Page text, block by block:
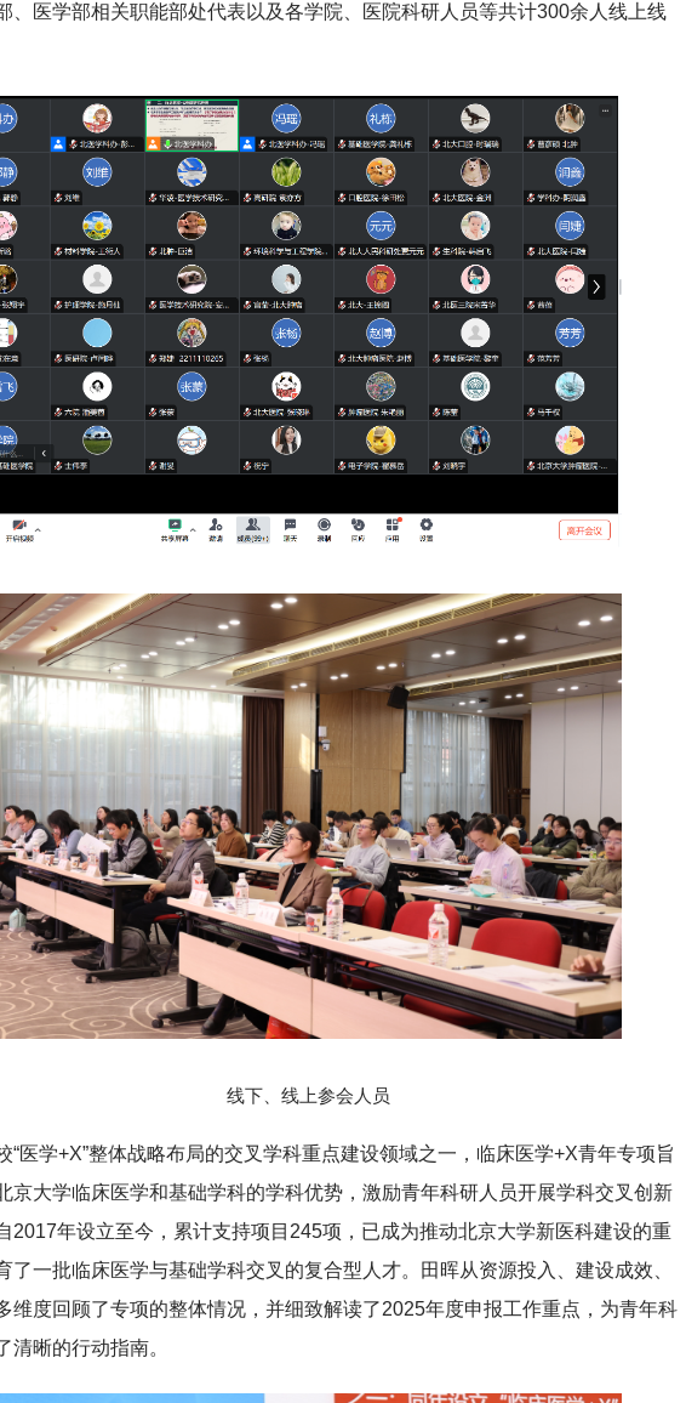
、医学部相关职能部处代表以及各学院、医院科研人员等共计300余人线上线
线下、线上参会人员
“医学+X”整体战略布局的交叉学科重点建设领域之一，临床医学+X青年专项旨
京大学临床医学和基础学科的学科优势，激励青年科研人员开展学科交叉创新
2017年设立至今，累计支持项目245项，已成为推动北京大学新医科建设的重
了一批临床医学与基础学科交叉的复合型人才。田晖从资源投入、建设成效、
维度回顾了专项的整体情况，并细致解读了2025年度申报工作重点，为青年科
清晰的行动指南。
深切缅怀李政道先生